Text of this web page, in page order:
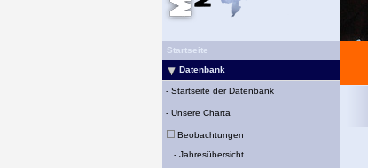
Startseite
Datenbank
- Startseite der Datenbank
- Unsere Charta
Beobachtungen
- Jahresübersicht